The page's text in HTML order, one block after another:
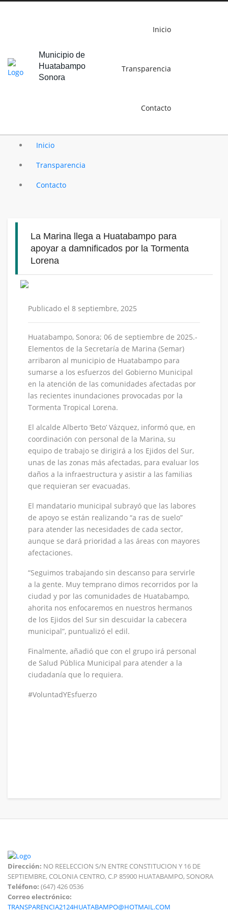
Municipio de
Huatabampo
Sonora
Inicio
Transparencia
Contacto
Inicio
Transparencia
Contacto
La Marina llega a Huatabampo para
apoyar a damnificados por la Tormenta
Lorena
Publicado el 8 septiembre, 2025
Huatabampo, Sonora; 06 de septiembre de 2025.-
Elementos de la Secretaría de Marina (Semar)
arribaron al municipio de Huatabampo para
sumarse a los esfuerzos del Gobierno Municipal
en la atención de las comunidades afectadas por
las recientes inundaciones provocadas por la
Tormenta Tropical Lorena.
El alcalde Alberto ‘Beto’ Vázquez, informó que, en
coordinación con personal de la Marina, su
equipo de trabajo se dirigirá a los Ejidos del Sur,
unas de las zonas más afectadas, para evaluar los
daños a la infraestructura y asistir a las familias
que requieran ser evacuadas.
El mandatario municipal subrayó que las labores
de apoyo se están realizando “a ras de suelo”
para atender las necesidades de cada sector,
aunque se dará prioridad a las áreas con mayores
afectaciones.
“Seguimos trabajando sin descanso para servirle
a la gente. Muy temprano dimos recorridos por la
ciudad y por las comunidades de Huatabampo,
ahorita nos enfocaremos en nuestros hermanos
de los Ejidos del Sur sin descuidar la cabecera
municipal”, puntualizó el edil.
Finalmente, añadió que con el grupo irá personal
de Salud Pública Municipal para atender a la
ciudadanía que lo requiera.
#VoluntadYEsfuerzo
Dirección: NO REELECCION S/N ENTRE CONSTITUCION Y 16 DE
SEPTIEMBRE, COLONIA CENTRO, C.P 85900 HUATABAMPO, SONORA
Teléfono: (647) 426 0536
Correo electrónico:
TRANSPARENCIA2124HUATABAMPO@HOTMAIL.COM